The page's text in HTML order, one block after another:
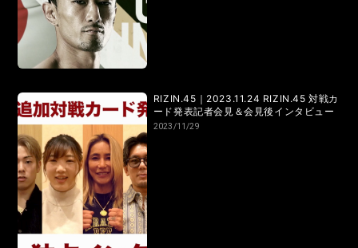
RIZIN.45｜2023.11.24 RIZIN.45 対戦カ
ード発表記者会見＆会見後インタビュー
2023/11/29